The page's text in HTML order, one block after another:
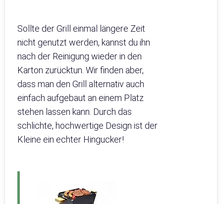
Sollte der Grill einmal längere Zeit
nicht genutzt werden, kannst du ihn
nach der Reinigung wieder in den
Karton zurücktun. Wir finden aber,
dass man den Grill alternativ auch
einfach aufgebaut an einem Platz
stehen lassen kann. Durch das
schlichte, hochwertige Design ist der
Kleine ein echter Hingucker!